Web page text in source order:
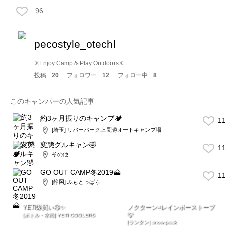
96
pecostyle_otechl
✳︎Enjoy Camp & Play Outdoors✳︎
投稿
20 フォロワー 12 フォロー中 8
このキャンパーの人気記事
約3ヶ月振りのキャンプ🏕
[埼玉] リバーパーク上長瀞オートキャンプ場
変態グルキャン🤣
その他
GO OUT CAMP冬2019🗻
[静岡] ふもとっぱら
YETI爆買い😆✨
[ボトル・水筒] YETI COOLERS
ノクターン×レインボーストーブ
💡
[ランタン] snow peak